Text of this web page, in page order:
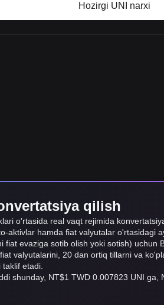
Hozirgi UNI narxi
qilish
o'rtasida real vaqt rejimida
aktivlar hamda fiat valyutalar o'rtasidagi
evaziga sotib olish yoki sotish) uchun
valyutalarini, 20 dan ortiq tillarni va
etadi.
shunday, NT$1 TWD 0.007823 UNI ga,